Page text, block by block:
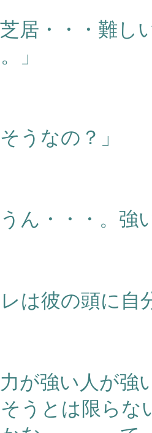
芝居・・・難
」
そうなの？」
うん・・・。
は彼の頭に自
力が強い人が
うとは限らな